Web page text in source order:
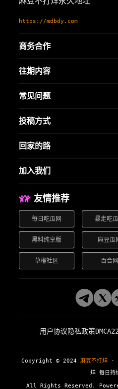
https://mdbdy.com
商务合作
往期内容
常见问题
投稿方式
回家的路
加入我们
友情推荐
每日吃瓜网 暴走吃
黑料纯享版 麻豆瓜
草榴社区 百合网
用户协议隐私政策DMCA
Copyright © 2024 麻豆不打烊- 麻
烊 每日持
All Rights Reserved.